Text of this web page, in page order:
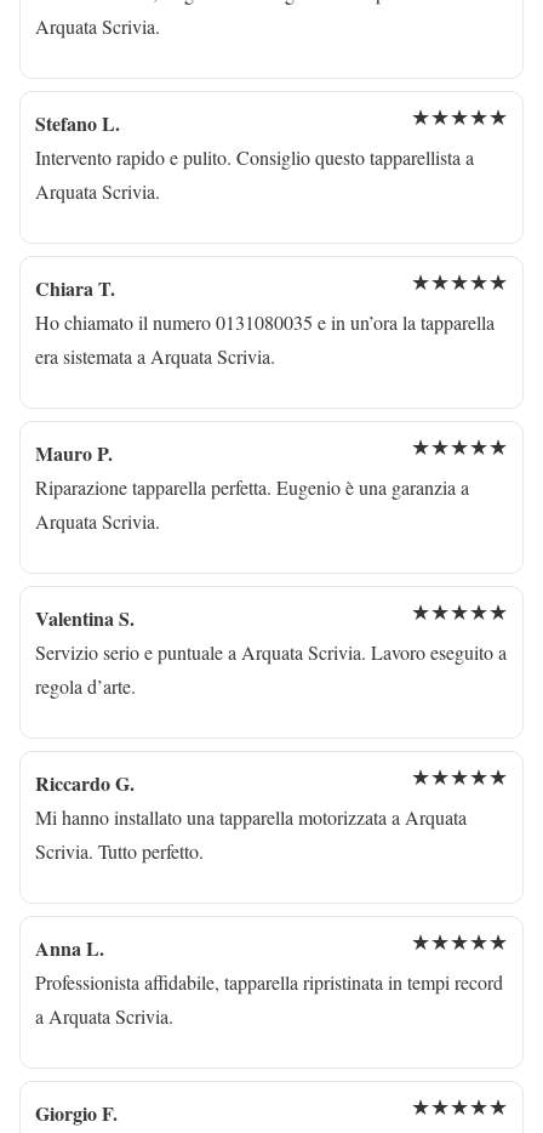
Arquata Scrivia.
Stefano L. ★★★★★
Intervento rapido e pulito. Consiglio questo tapparellista a
Arquata Scrivia.
Chiara T. ★★★★★
Ho chiamato il numero 0131080035 e in un’ora la tapparella
era sistemata a Arquata Scrivia.
Mauro P. ★★★★★
Riparazione tapparella perfetta. Eugenio è una garanzia a
Arquata Scrivia.
Valentina S. ★★★★★
Servizio serio e puntuale a Arquata Scrivia. Lavoro eseguito a
regola d’arte.
Riccardo G. ★★★★★
Mi hanno installato una tapparella motorizzata a Arquata
Scrivia. Tutto perfetto.
Anna L. ★★★★★
Professionista affidabile, tapparella ripristinata in tempi record
a Arquata Scrivia.
Giorgio F. ★★★★★